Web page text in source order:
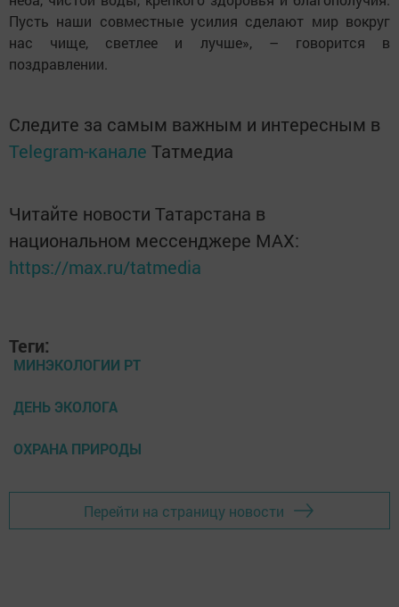
Пусть наши совместные усилия сделают мир вокруг
нас чище, светлее и лучше», – говорится в
поздравлении.
Следите за самым важным и интересным в
Telegram-канале Татмедиа
Читайте новости Татарстана в
национальном мессенджере MАХ:
https://max.ru/tatmedia
Теги:
МИНЭКОЛОГИИ РТ
ДЕНЬ ЭКОЛОГА
ОХРАНА ПРИРОДЫ
Перейти на страницу новости